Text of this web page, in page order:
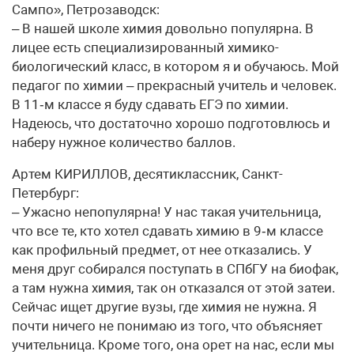
Сампо», Петрозаводск:
– В нашей школе химия довольно популярна. В
лицее есть специализированный химико-
биологический класс, в котором я и обучаюсь. Мой
педагог по химии – прекрасный учитель и человек.
В 11‑м классе я буду сдавать ЕГЭ по химии.
Надеюсь, что достаточно хорошо подготовлюсь и
наберу нужное количество баллов.
Артем КИРИЛЛОВ, десятиклассник, Санкт-
Петербург:
– Ужасно непопулярна! У нас такая учительница,
что все те, кто хотел сдавать химию в 9‑м классе
как профильный предмет, от нее отказались. У
меня друг собирался поступать в СПбГУ на биофак,
а там нужна химия, так он отказался от этой затеи.
Сейчас ищет другие вузы, где химия не нужна. Я
почти ничего не понимаю из того, что объясняет
учительница. Кроме того, она орет на нас, если мы